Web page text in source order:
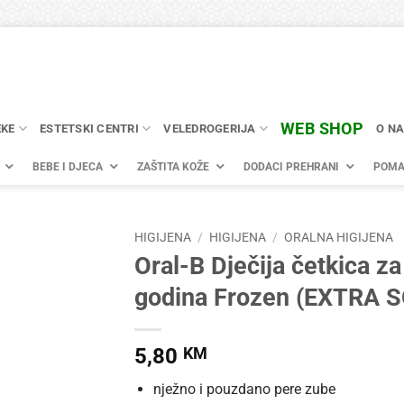
ESTETSKI CENTRI VELEDROGERIJA WEB SHOP O
BEBE I DJECA ZAŠTITA KOŽE DODACI PREHRANI
HIGIJENA / HIGIJENA / ORALNA HIGIJENA
Oral-B Dječija četkica
godina Frozen (EXTRA
5,80 KM
nježno i pouzdano pere zube